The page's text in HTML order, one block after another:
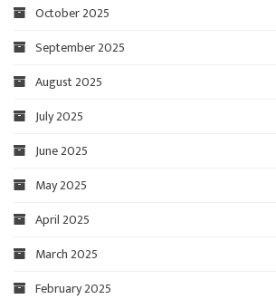
October 2025
September 2025
August 2025
July 2025
June 2025
May 2025
April 2025
March 2025
February 2025